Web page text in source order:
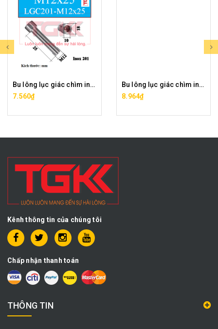
Bu lông lục giác chìm inox 201-M12x25
7.560₫
Bu lông lục giác chìm inox 201-M12x35
8.964₫
Kênh thông tin của chúng tôi
Chấp nhận thanh toán
THÔNG TIN